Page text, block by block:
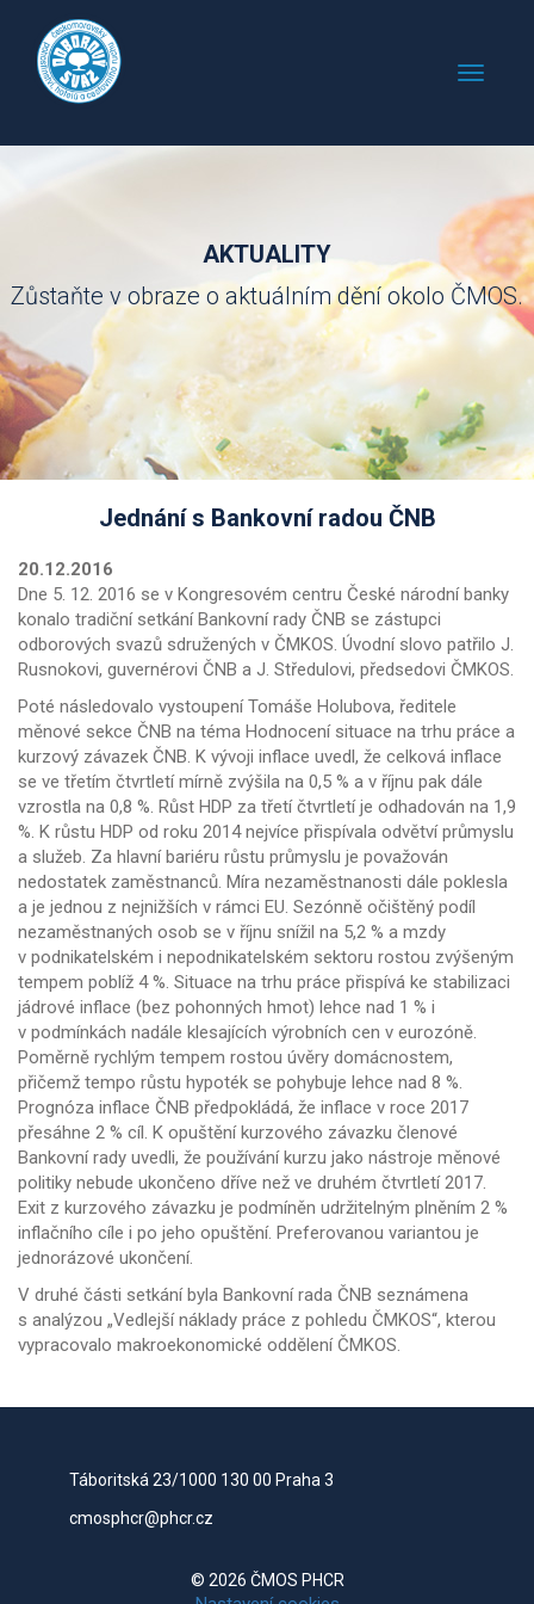
AKTUALITY
Zůstaňte v obraze o aktuálním dění okolo ČMOS.
Jednání s Bankovní radou ČNB
20.12.2016
Dne 5. 12. 2016 se v Kongresovém centru České národní banky
konalo tradiční setkání Bankovní rady ČNB se zástupci
odborových svazů sdružených v ČMKOS. Úvodní slovo patřilo J.
Rusnokovi, guvernérovi ČNB a J. Středulovi, předsedovi ČMKOS.
Poté následovalo vystoupení Tomáše Holubova, ředitele
měnové sekce ČNB na téma Hodnocení situace na trhu práce a
kurzový závazek ČNB. K vývoji inflace uvedl, že celková inflace
se ve třetím čtvrtletí mírně zvýšila na 0,5 % a v říjnu pak dále
vzrostla na 0,8 %. Růst HDP za třetí čtvrtletí je odhadován na 1,9
%. K růstu HDP od roku 2014 nejvíce přispívala odvětví průmyslu
a služeb. Za hlavní bariéru růstu průmyslu je považován
nedostatek zaměstnanců. Míra nezaměstnanosti dále poklesla
a je jednou z nejnižších v rámci EU. Sezónně očištěný podíl
nezaměstnaných osob se v říjnu snížil na 5,2 % a mzdy
v podnikatelském i nepodnikatelském sektoru rostou zvýšeným
tempem poblíž 4 %. Situace na trhu práce přispívá ke stabilizaci
jádrové inflace (bez pohonných hmot) lehce nad 1 % i
v podmínkách nadále klesajících výrobních cen v eurozóně.
Poměrně rychlým tempem rostou úvěry domácnostem,
přičemž tempo růstu hypoték se pohybuje lehce nad 8 %.
Prognóza inflace ČNB předpokládá, že inflace v roce 2017
přesáhne 2 % cíl. K opuštění kurzového závazku členové
Bankovní rady uvedli, že používání kurzu jako nástroje měnové
politiky nebude ukončeno dříve než ve druhém čtvrtletí 2017.
Exit z kurzového závazku je podmíněn udržitelným plněním 2 %
inflačního cíle i po jeho opuštění. Preferovanou variantou je
jednorázové ukončení.
V druhé části setkání byla Bankovní rada ČNB seznámena
s analýzou „Vedlejší náklady práce z pohledu ČMKOS“, kterou
vypracovalo makroekonomické oddělení ČMKOS.
Táboritská 23/1000 130 00 Praha 3
cmosphcr@phcr.cz
© 2026 ČMOS PHCR